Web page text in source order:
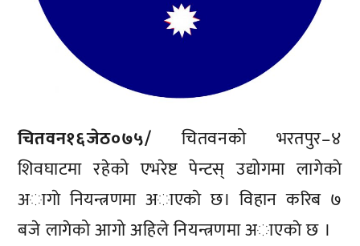
चितवन१६जेठ०७५/ चितवनको भरतपुर–४
शिवघाटमा रहेको एभरेष्ट पेन्टस् उद्योगमा लागेकाे
अागाे नियन्त्रणमा अाएकाे छ। विहान करिब ७
बजे लागेको आगो अहिले नियन्त्रणमा अाएकाे छ ।